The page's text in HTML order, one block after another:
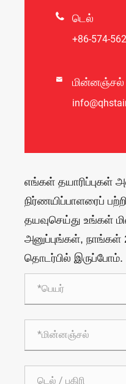
 டெல்
+86-574-
 மின்னஞ்சல்
எங்கள் தயாரிப்புகள்
நிர்ணயிப்பாளரைப்
தயவுசெய்து உங்கள்
அனுப்புங்கள், நாங்கள்
தொடர்பில் இருப்போம்.